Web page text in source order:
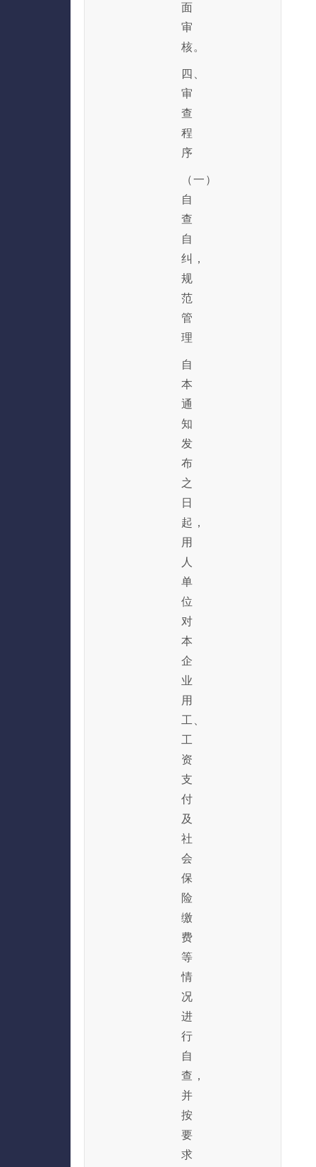
面
审
核。
四、
审
查
程
序
（一）
自
查
自
纠，
规
范
管
理
自
本
通
知
发
布
之
日
起，
用
人
单
位
对
本
企
业
用
工、
工
资
支
付
及
社
会
保
险
缴
费
等
情
况
进
行
自
查，
并
按
要
求